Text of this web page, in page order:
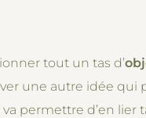
tout un tas d’
une autre idée
permettre d’en lier